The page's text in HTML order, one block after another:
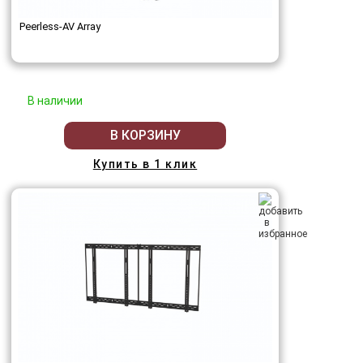
Peerless-AV Array
В наличии
В КОРЗИНУ
Купить в 1 клик